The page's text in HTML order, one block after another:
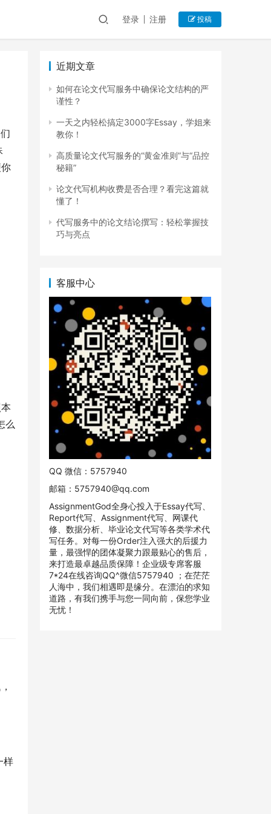
登录 注册 投稿
么
样
近期文章
如何在论文代写服务中确保论文结构的严
谨性？
一天之内轻松搞定3000字Essay，学姐来
教你！
高质量论文代写服务的“黄金准则”与“品控
秘籍”
论文代写机构收费是否合理？看完这篇就
懂了！
代写服务中的论文结论撰写：轻松掌握技
巧与亮点
客服中心
QQ 微信：5757940
邮箱： 5757940@qq.com
AssignmentGod全身心投入于Essay代写、
Report代写、Assignment代写、网课代
修、数据分析、毕业论文代写等各类学术代
写任务。对每一份Order注入强大的后援力
量，最强悍的团体凝聚力跟最贴心的售后，
来打造最卓越品质保障！企业级专席客服
7*24在线咨询QQ^微信5757940 ；在茫茫
人海中，我们相遇即是缘分。在漂泊的求知
道路，有我们携手与您一同向前，保您学业
无忧！